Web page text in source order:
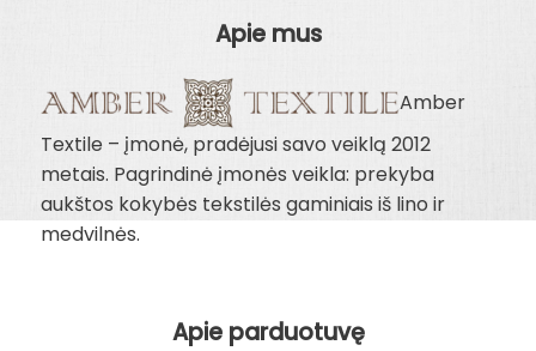
Apie mus
Amber
Textile – įmonė, pradėjusi savo veiklą 2012
metais. Pagrindinė įmonės veikla: prekyba
aukštos kokybės tekstilės gaminiais iš lino ir
medvilnės.
Apie parduotuvę